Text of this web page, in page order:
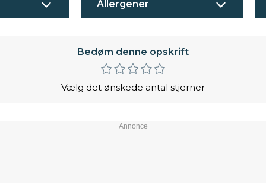
Allergener
Bedøm denne opskrift
Vælg det ønskede antal stjerner